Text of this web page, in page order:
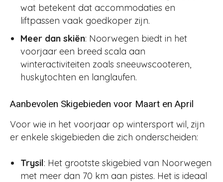
wat betekent dat accommodaties en
liftpassen vaak goedkoper zijn.
Meer dan skiën: Noorwegen biedt in het
voorjaar een breed scala aan
winteractiviteiten zoals sneeuwscooteren,
huskytochten en langlaufen​​.
Aanbevolen Skigebieden voor Maart en April
Voor wie in het voorjaar op wintersport wil, zijn
er enkele skigebieden die zich onderscheiden:
Trysil: Het grootste skigebied van Noorwegen
met meer dan 70 km aan pistes. Het is ideaal